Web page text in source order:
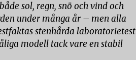
sol, regn, snö och vind och
under många år – men alla
stenhårda laboratorietest
modell tack vare en stabil